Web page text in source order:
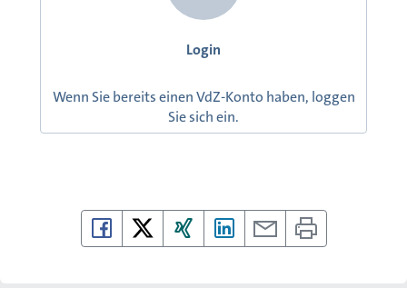
Login
Wenn Sie bereits einen VdZ-Konto haben, loggen
Sie sich ein.